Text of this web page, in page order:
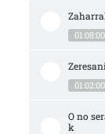
01:08:00
01:02:00
O no
k